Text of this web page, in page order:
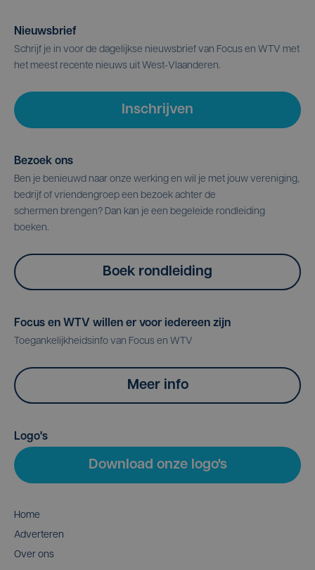
Nieuwsbrief
Schrijf je in voor de dagelijkse nieuwsbrief van Focus en WTV met
het meest recente nieuws uit West-Vlaanderen.
Inschrijven
Bezoek ons
Ben je benieuwd naar onze werking en wil je met jouw vereniging,
bedrijf of vriendengroep een bezoek achter de
schermen brengen? Dan kan je een begeleide rondleiding
boeken.
Boek rondleiding
Focus en WTV willen er voor iedereen zijn
Toegankelijkheidsinfo van Focus en WTV
Meer info
Logo's
Download onze logo's
Home
Adverteren
Over ons